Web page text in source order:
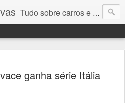
Tudo sobre carros e motores
ganha série Itália